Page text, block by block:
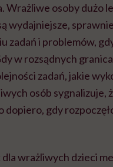
Wrażliwe osoby dużo
wydajniejsze,
zadań i problemów,
w rozsądnych
zadań, jakie
osób sygnalizuje,
dopiero, gdy
dla wrażliwych dzieci